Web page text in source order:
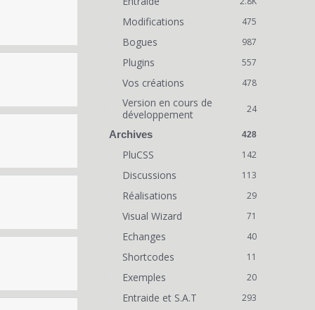
475
Modifications
987
Bogues
557
Plugins
478
Vos créations
24
Version en cours de
développement
428
Archives
142
PluCSS
113
Discussions
29
Réalisations
71
Visual Wizard
40
Echanges
11
Shortcodes
20
Exemples
293
Entraide et S.A.T